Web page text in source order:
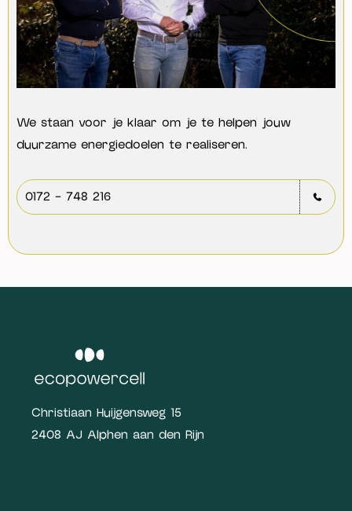
We staan voor je klaar om je te helpen jouw
duurzame energiedoelen te realiseren.
0172 - 748 216
Christiaan Huijgensweg 15
2408 AJ Alphen aan den Rijn